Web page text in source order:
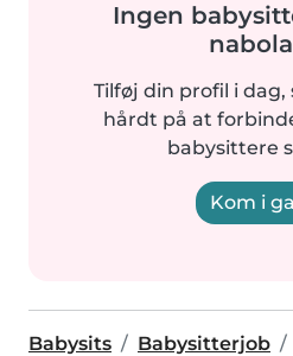
Ingen
Tilføj din profil i dag,
hårdt på at
babysittere
Kom i
Babysits Babysitterjob